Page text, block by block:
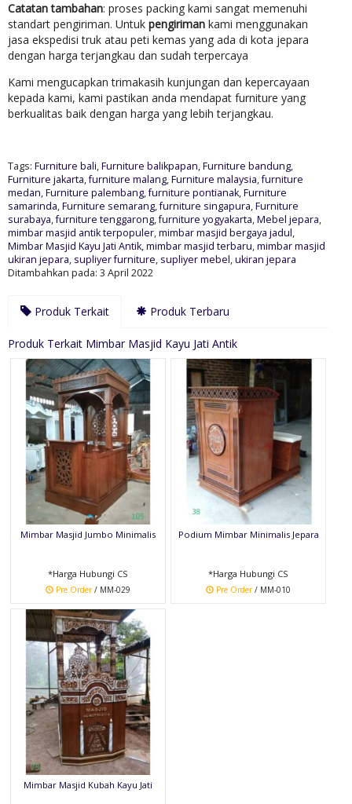
Catatan tambahan: proses packing kami sangat memenuhi
standart pengiriman. Untuk pengiriman kami menggunakan
jasa ekspedisi truk atau peti kemas yang ada di kota jepara
dengan harga terjangkau dan sudah terpercaya
Kami mengucapkan trimakasih kunjungan dan kepercayaan
kepada kami, kami pastikan anda mendapat furniture yang
berkualitas baik dengan harga yang lebih terjangkau.
Tags: Furniture bali,Furniture balikpapan,Furniture bandung,
Furniture jakarta,furniture malang,Furniture malaysia,furniture
medan,Furniture palembang,furniture pontianak,Furniture
samarinda,Furniture semarang,furniture singapura,Furniture
surabaya,furniture tenggarong,furniture yogyakarta,Mebel jepara,
mimbar masjid antik terpopuler,mimbar masjid bergaya jadul,
Mimbar Masjid Kayu Jati Antik,mimbar masjid terbaru,mimbar masjid
ukiran jepara, supliyer furniture, supliyer mebel,ukiran jepara
Ditambahkan pada: 3 April 2022
Produk Terkait Produk Terbaru
Produk Terkait Mimbar Masjid Kayu Jati Antik
Mimbar Masjid Jumbo Minimalis
*Harga Hubungi CS
Pre Order/ MM-029
Podium Mimbar Minimalis Jepara
*Harga Hubungi CS
Pre Order/ MM-010
Mimbar Masjid Kubah Kayu Jati